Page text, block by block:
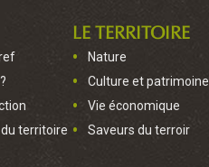
territoire
LE TERRITOIRE
Nature
Culture et patrimoine
Vie économique
Saveurs du terroir